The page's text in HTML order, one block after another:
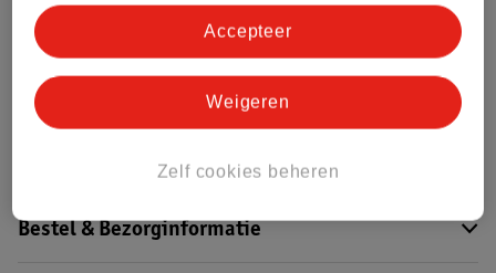
Nature Impact Score
Dit product heeft (nog) geen Nature
Bestel & Bezorginformatie
Zelf cookies beheren
Weigeren
Accepteer